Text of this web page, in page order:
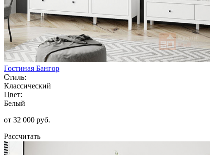
Гостиная Бангор
Стиль:
Классический
Цвет:
Белый
от 32 000 руб.
Рассчитать